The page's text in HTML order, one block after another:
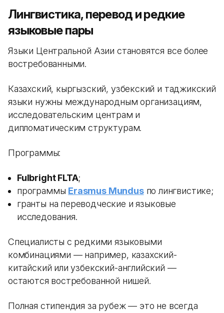
Лингвистика, перевод и редкие
языковые пары
Языки Центральной Азии становятся все более
востребованными.
Казахский, кыргызский, узбекский и таджикский
языки нужны международным организациям,
исследовательским центрам и
дипломатическим структурам.
Программы:
Fulbright FLTA;
программы Erasmus Mundusпо лингвистике;
гранты на переводческие и языковые
исследования.
Специалисты с редкими языковыми
комбинациями — например, казахский-
китайский или узбекский-английский —
остаются востребованной нишей.
Полная стипендия за рубеж — это не всегда